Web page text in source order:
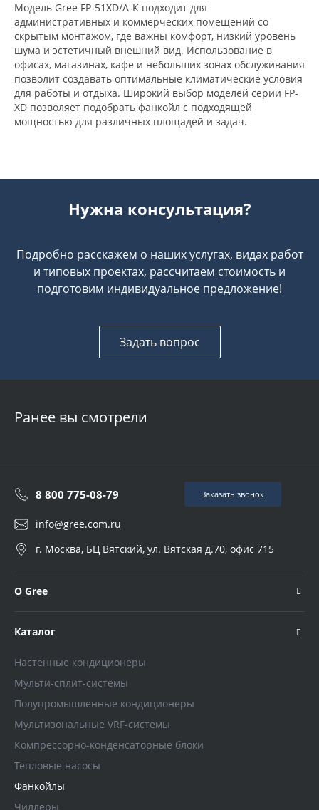
Модель Gree FP-51XD/A-K подходит для
административных и коммерческих помещений со
скрытым монтажом, где важны комфорт, низкий уровень
шума и эстетичный внешний вид. Использование в
офисах, магазинах, кафе и небольших зонах обслуживания
позволит создавать оптимальные климатические условия
для работы и отдыха. Широкий выбор моделей серии FP-
XD позволяет подобрать фанкойл с подходящей
мощностью для различных площадей и задач.
Нужна консультация?
Подробно расскажем о наших услугах, видах работ
и типовых проектах, рассчитаем стоимость и
подготовим индивидуальное предложение!
Задать вопрос
Ранее вы смотрели
8 800 775-08-79 Заказать звонок
info@gree.com.ru
г. Москва, БЦ Вятский, ул. Вятская д.70, офис 715
О Gree
Каталог
Настенные кондиционеры
Мульти-сплит-системы
Полупромышленные кондиционеры
Мультизональные VRF-системы
Компрессорно-конденсаторные блоки
Тепловые насосы
Фанкойлы
Чиллеры